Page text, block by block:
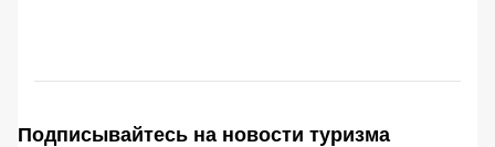
Подписывайтесь на новости туризма